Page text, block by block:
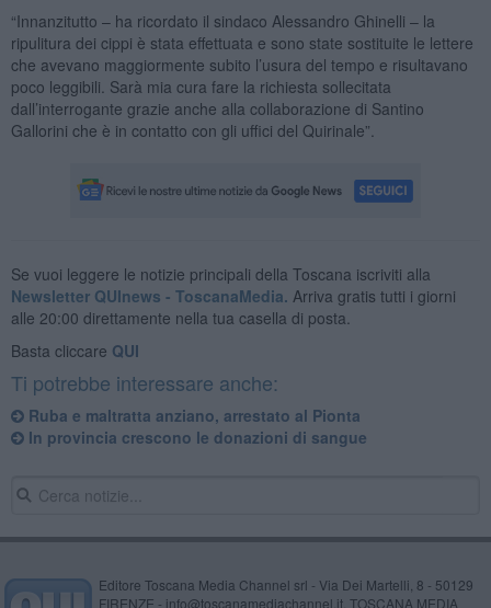
“Innanzitutto – ha ricordato il sindaco Alessandro Ghinelli – la
ripulitura dei cippi è stata effettuata e sono state sostituite le lettere
che avevano maggiormente subito l’usura del tempo e risultavano
poco leggibili. Sarà mia cura fare la richiesta sollecitata
dall’interrogante grazie anche alla collaborazione di Santino
Gallorini che è in contatto con gli uffici del Quirinale”.
Se vuoi leggere le notizie principali della Toscana iscriviti alla
Newsletter QUInews - ToscanaMedia. Arriva gratis tutti i giorni
alle 20:00 direttamente nella tua casella di posta.
Basta cliccare QUI
Ti potrebbe interessare anche:
Ruba e maltratta anziano, arrestato al Pionta
In provincia crescono le donazioni di sangue
Editore Toscana Media Channel srl - Via Dei Martelli, 8 - 50129
FIRENZE - info@toscanamediachannel.it. TOSCANA MEDIA